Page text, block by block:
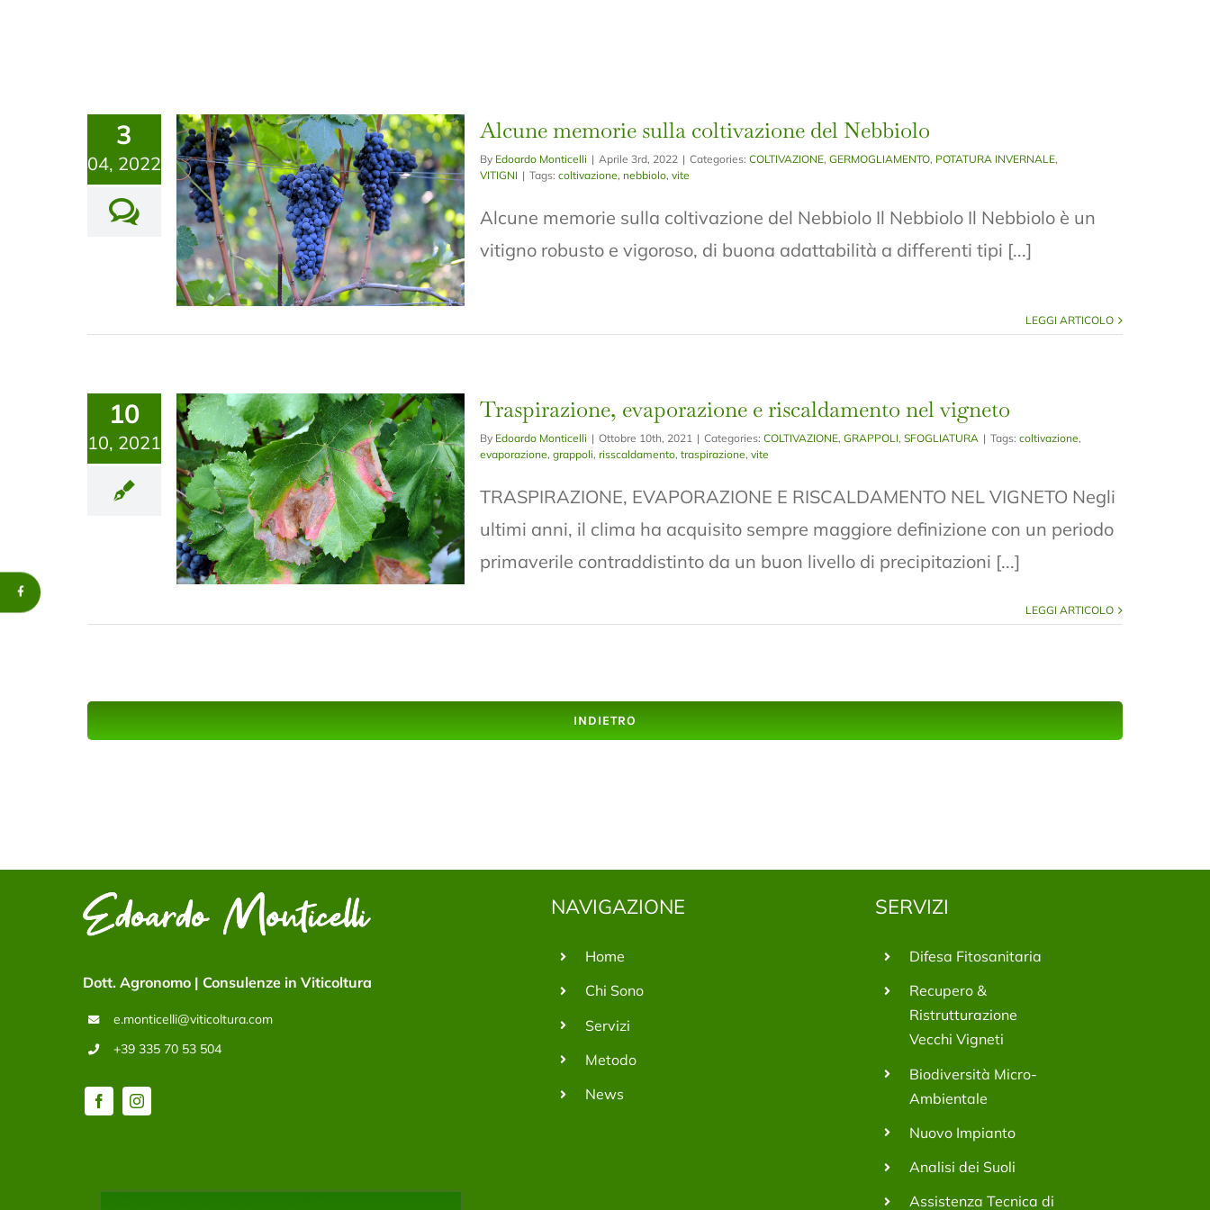
3
04, 2022
Alcune memorie sulla coltivazione del Nebbiolo
By Edoardo Monticelli | Aprile 3rd, 2022 | Categories: COLTIVAZIONE, GERMOGLIAMENTO, POTATURA INVERNALE,
VITIGNI | Tags: coltivazione, nebbiolo, vite
Alcune memorie sulla coltivazione del Nebbiolo Il Nebbiolo Il Nebbiolo è un
vitigno robusto e vigoroso, di buona adattabilità a differenti tipi [...]
LEGGI ARTICOLO
10
10, 2021
Traspirazione, evaporazione e riscaldamento nel vigneto
By Edoardo Monticelli | Ottobre 10th, 2021 | Categories: COLTIVAZIONE, GRAPPOLI, SFOGLIATURA | Tags: coltivazione,
evaporazione, grappoli, risscaldamento, traspirazione, vite
TRASPIRAZIONE, EVAPORAZIONE E RISCALDAMENTO NEL VIGNETO Negli
ultimi anni, il clima ha acquisito sempre maggiore definizione con un periodo
primaverile contraddistinto da un buon livello di precipitazioni [...]
LEGGI ARTICOLO
INDIETRO
Dott. Agronomo | Consulenze in Viticoltura
e.monticelli@viticoltura.com
+39 335 70 53 504
NAVIGAZIONE
Home
Chi Sono
Servizi
Metodo
News
SERVIZI
Difesa Fitosanitaria
Recupero &
Ristrutturazione
Vecchi Vigneti
Biodiversità Micro-
Ambientale
Nuovo Impianto
Analisi dei Suoli
Assistenza Tecnica di